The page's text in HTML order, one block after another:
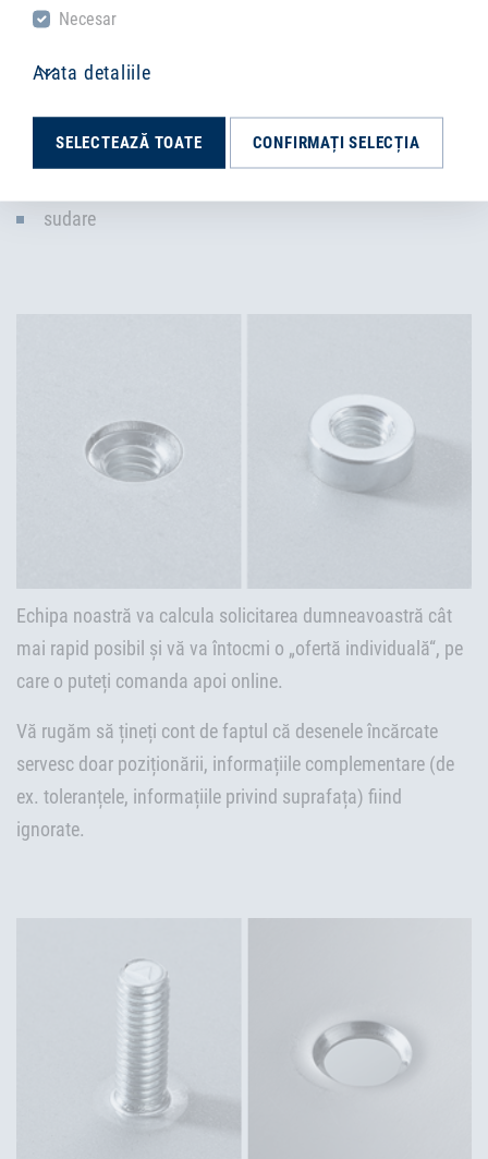
suplimentare, ca de ex.
debavurare
alezare
sudare
Echipa noastră va calcula solicitarea dumneavoastră cât
mai rapid posibil și vă va întocmi o „ofertă individuală“, pe
care o puteți comanda apoi online.
Vă rugăm să țineți cont de faptul că desenele încărcate
servesc doar poziționării, informațiile complementare (de
ex. toleranțele, informațiile privind suprafața) fiind
ignorate.
Necesar
Arata detaliile
SELECTEAZĂ TOATE CONFIRMAȚI SELECȚIA